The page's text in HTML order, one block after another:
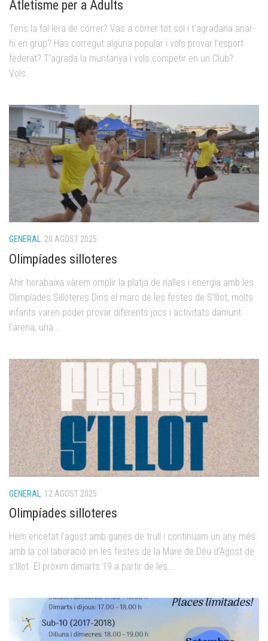
Atletisme per a Adults
Tens la fal·lera de córrer? Vas a córrer tot sol i t’agradaria anar-
hi en grup? Has corregut alguna popular i vols provar l’esport
federat? T’agrada la muntanya i vols competir en un Club?
Vols...
GENERAL 20 AGOST 2025
Olimpíades silloteres
Ahir horabaixa vàrem omplir la platja de rialles i energia amb les
Olimpíades Silloteres Dins el marc de les festes de S’Illot, molts
infants varen poder provar diferents jocs i activitats damunt
l’arena, una...
GENERAL 12 AGOST 2025
Olimpíades silloteres
Hem encetat l’agost amb ganes de trull i continuam un any més
amb la col·laboració en les festes de la Mare de Déu d’Agost de
s’Illot. El pròxim dimarts 19 a partir de les...